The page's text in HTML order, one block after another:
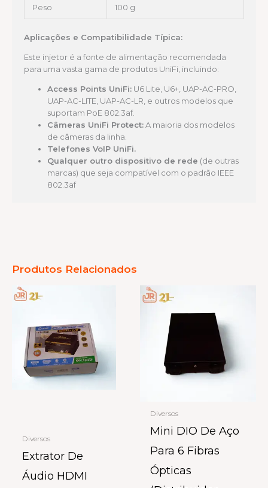
Peso 100 g
Aplicações e Compatibilidade Típica:
Este injetor é a fonte de alimentação recomendada
para uma vasta gama de produtos UniFi, incluindo:
Access Points UniFi: U6 Lite, U6+, UAP-AC-PRO,
UAP-AC-LITE, UAP-AC-LR, e outros modelos que
suportam PoE 802.3af.
Câmeras UniFi Protect:A maioria dos modelos
de câmeras da linha.
Telefones VoIP UniFi.
Qualquer outro dispositivo de rede (de outras
marcas) que seja compatível com o padrão IEEE
802.3af
Produtos Relacionados
Diversos
Extrator De
Áudio HDMI
Diversos
Mini DIO De Aço
Para 6 Fibras
Ópticas